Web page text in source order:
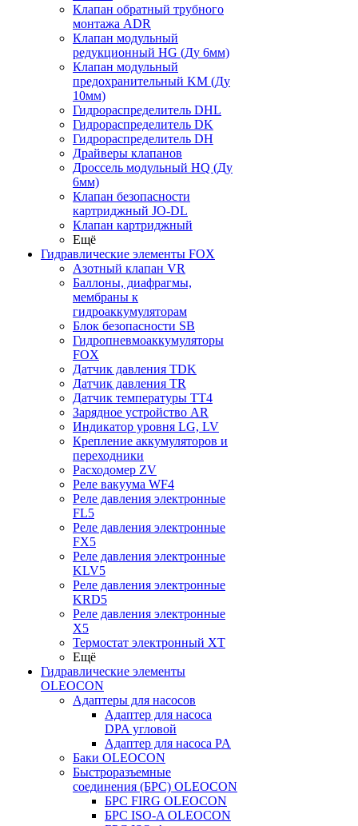
Клапан обратный трубного
монтажа ADR
Клапан модульный
редукционный HG (Ду 6мм)
Клапан модульный
предохранительный KM (Ду
10мм)
Гидрораспределитель DHL
Гидрораспределитель DK
Гидрораспределитель DH
Драйверы клапанов
Дроссель модульный HQ (Ду
6мм)
Клапан безопасности
картриджный JO-DL
Клапан картриджный
Ещё
Гидравлические элементы FOX
Азотный клапан VR
Баллоны, диафрагмы,
мембраны к
гидроаккумуляторам
Блок безопасности SB
Гидропневмоаккумуляторы
FOX
Датчик давления TDK
Датчик давления TR
Датчик температуры TT4
Зарядное устройство AR
Индикатор уровня LG, LV
Крепление аккумуляторов и
переходники
Расходомер ZV
Реле вакуума WF4
Реле давления электронные
FL5
Реле давления электронные
FX5
Реле давления электронные
KLV5
Реле давления электронные
KRD5
Реле давления электронные
X5
Термостат электронный XT
Ещё
Гидравлические элементы
OLEOCON
Адаптеры для насосов
Адаптер для насоса
DPA угловой
Адаптер для насоса PA
Баки OLEOCON
Быстроразъемные
соединения (БРС) OLEOCON
БРС FIRG OLEOCON
БРС ISO-A OLEOCON